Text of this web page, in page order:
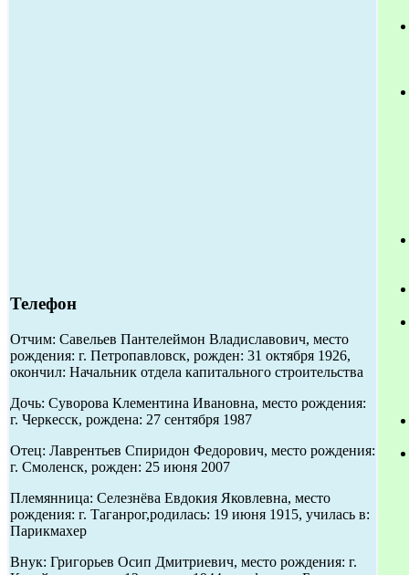
Телефон
Отчим: Савельев Пантелеймон Владиславович, место
рождения: г. Петропавловск, рожден: 31 октября 1926,
окончил: Начальник отдела капитального строительства
Дочь: Суворова Клементина Ивановна, место рождения:
г. Черкесск, рождена: 27 сентября 1987
Отец: Лаврентьев Спиридон Федорович, место рождения:
г. Смоленск, рожден: 25 июня 2007
Племянница: Селезнёва Евдокия Яковлевна, место
рождения: г. Таганрог,родилась: 19 июня 1915, училась в:
Парикмахер
Внук: Григорьев Осип Дмитриевич, место рождения: г.